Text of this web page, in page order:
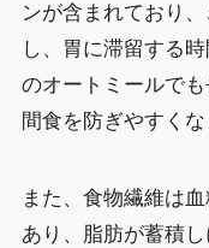
ンが含まれており
し、胃に滞留する
のオートミールでも
間食を防ぎやすくな
また、食物繊維は
あり、脂肪が蓄積